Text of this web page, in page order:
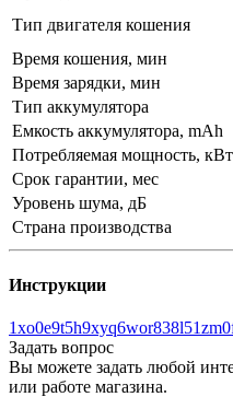
Тип двигателя кошения
Время кошения, мин
Время зарядки, мин
Тип аккумулятора
Емкость аккумулятора, mAh
Потребляемая мощность,
Срок гарантии, мес
Уровень шума, дБ
Страна производства
Инструкции
Задать вопрос
Вы можете задать любой
или работе магазина.